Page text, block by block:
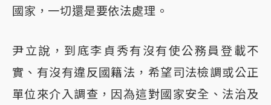
國家，一切還是要依法處理。
尹立說，到底李貞秀有沒有使公務員登載不
實、有沒有違反國籍法，希望司法檢調或公正
單位來介入調查，因為這對國家安全、法治及